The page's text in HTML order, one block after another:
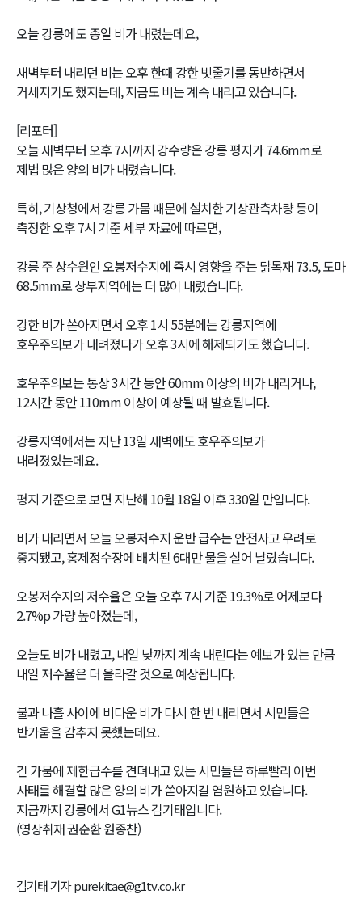
오늘 강릉에도 종일 비가 내렸는데요,
새벽부터 내리던 비는 오후 한때 강한 빗줄기를 동반하면서
거세지기도 했지는데, 지금도 비는 계속 내리고 있습니다.
[리포터]
오늘 새벽부터 오후 7시까지 강수량은 강릉 평지가 74.6mm로
제법 많은 양의 비가 내렸습니다.
특히, 기상청에서 강릉 가뭄 때문에 설치한 기상관측차량 등이
측정한 오후 7시 기준 세부 자료에 따르면,
강릉 주 상수원인 오봉저수지에 즉시 영향을 주는 닭목재 73.5, 도마
68.5mm로 상부지역에는 더 많이 내렸습니다.
강한 비가 쏟아지면서 오후 1시 55분에는 강릉지역에
호우주의보가 내려졌다가 오후 3시에 해제되기도 했습니다.
호우주의보는 통상 3시간 동안 60mm 이상의 비가 내리거나,
12시간 동안 110mm 이상이 예상될 때 발효됩니다.
강릉지역에서는 지난 13일 새벽에도 호우주의보가
내려졌었는데요.
평지 기준으로 보면 지난해 10월 18일 이후 330일 만입니다.
비가 내리면서 오늘 오봉저수지 운반 급수는 안전사고 우려로
중지됐고, 홍제정수장에 배치된 6대만 물을 실어 날랐습니다.
오봉저수지의 저수율은 오늘 오후 7시 기준 19.3%로 어제보다
2.7%p 가량 높아졌는데,
오늘도 비가 내렸고, 내일 낮까지 계속 내린다는 예보가 있는 만큼
내일 저수율은 더 올라갈 것으로 예상됩니다.
불과 나흘 사이에 비다운 비가 다시 한 번 내리면서 시민들은
반가움을 감추지 못했는데요.
긴 가뭄에 제한급수를 견뎌내고 있는 시민들은 하루빨리 이번
사태를 해결할 많은 양의 비가 쏟아지길 염원하고 있습니다.
지금까지 강릉에서 G1뉴스 김기태입니다.
(영상취재 권순환 원종찬)
김기태 기자 purekitae@g1tv.co.kr